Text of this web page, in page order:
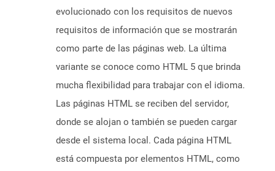
evolucionado con los requisitos de nuevos
requisitos de información que se mostrarán
como parte de las páginas web. La última
variante se conoce como HTML 5 que brinda
mucha flexibilidad para trabajar con el idioma.
Las páginas HTML se reciben del servidor,
donde se alojan o también se pueden cargar
desde el sistema local. Cada página HTML
está compuesta por elementos HTML, como